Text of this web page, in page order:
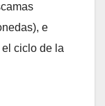
e
ciclo de la